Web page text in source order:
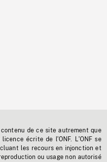
de ce site autrement que
écrite de l'ONF. L'ONF se
les recours en injonction et
ou usage non autorisé